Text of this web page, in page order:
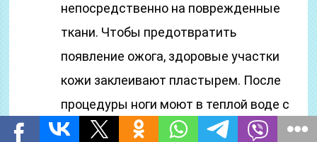
непосредственно на поврежденные
ткани. Чтобы предотвратить
появление ожога, здоровые участки
кожи заклеивают пластырем. После
процедуры ноги моют в теплой воде с
мылом.